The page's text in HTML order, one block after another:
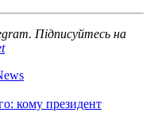
Підписуйтесь на
кому президент